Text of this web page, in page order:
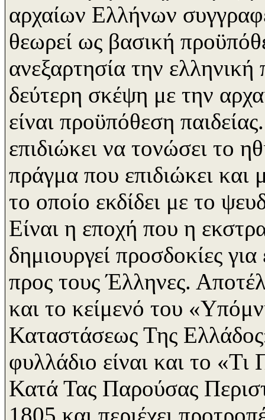
αρχαίων Ελλήνων
θεωρεί ως βασική
ανεξαρτησία την ελληνική
δεύτερη σκέψη με την
είναι προϋπόθεση
επιδιώκει να τονώσει το
πράγμα που επιδιώκει
το οποίο εκδίδει με το
Είναι η εποχή που η
δημιουργεί προσδοκίες
προς τους Έλληνες.
και το κείμενό του
Καταστάσεως Της
φυλλάδιο είναι και το
Κατά Τας Παρούσας